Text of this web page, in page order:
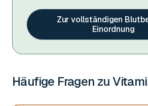
Zur vollständigen
Einordnung
Häufige Fragen zu